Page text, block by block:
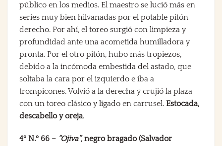
público en los medios. El maestro se lució más en
series muy bien hilvanadas por el potable pitón
derecho. Por ahí, el toreo surgió con limpieza y
profundidad ante una acometida humilladora y
pronta. Por el otro pitón, hubo más tropiezos,
debido a la incómoda embestida del astado, que
soltaba la cara por el izquierdo e iba a
trompicones. Volvió a la derecha y crujió la plaza
con un toreo clásico y ligado en carrusel. Estocada,
descabello y oreja.
4º N.º 66 – “Ojiva”, negro bragado (Salvador